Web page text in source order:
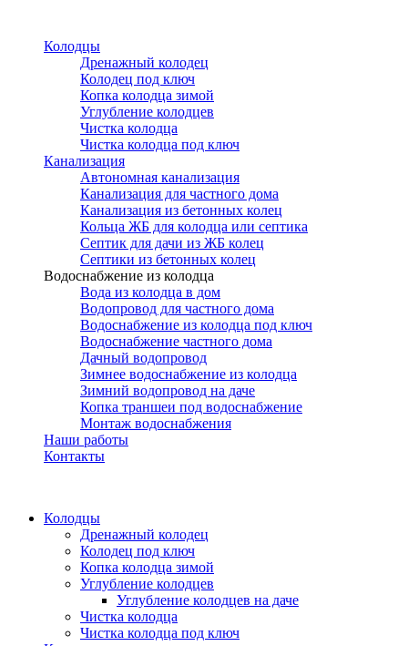
основному
содержанию
Колодцы
Дренажный колодец
Колодец под ключ
Копка колодца зимой
Углубление колодцев
Чистка колодца
Чистка колодца под ключ
Канализация
Автономная канализация
Канализация для частного дома
Канализация из бетонных колец
Кольца ЖБ для колодца или септика
Септик для дачи из ЖБ колец
Септики из бетонных колец
Водоснабжение из колодца
Вода из колодца в дом
Водопровод для частного дома
Водоснабжение из колодца под ключ
Водоснабжение частного дома
Дачный водопровод
Зимнее водоснабжение из колодца
Зимний водопровод на даче
Копка траншеи под водоснабжение
Монтаж водоснабжения
Наши работы
Контакты
Колодцы
Дренажный колодец
Колодец под ключ
Копка колодца зимой
Углубление колодцев
Углубление колодцев на даче
Чистка колодца
Чистка колодца под ключ